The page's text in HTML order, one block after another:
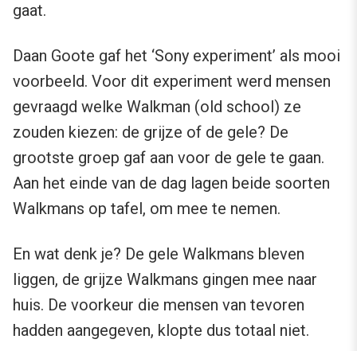
gaat.
Daan Goote gaf het ‘Sony experiment’ als mooi
voorbeeld. Voor dit experiment werd mensen
gevraagd welke Walkman (old school) ze
zouden kiezen: de grijze of de gele? De
grootste groep gaf aan voor de gele te gaan.
Aan het einde van de dag lagen beide soorten
Walkmans op tafel, om mee te nemen.
En wat denk je? De gele Walkmans bleven
liggen, de grijze Walkmans gingen mee naar
huis. De voorkeur die mensen van tevoren
hadden aangegeven, klopte dus totaal niet.